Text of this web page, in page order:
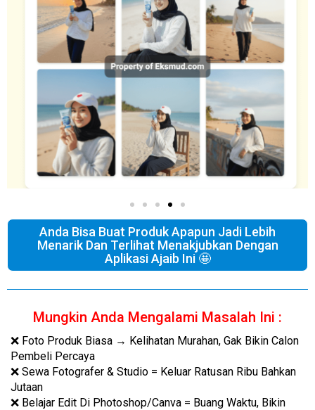
Anda Bisa Buat Produk Apapun Jadi Lebih
Menarik Dan Terlihat Menakjubkan Dengan
Aplikasi Ajaib Ini 🤩
Mungkin Anda Mengalami Masalah Ini :
❌ Foto Produk Biasa → Kelihatan Murahan, Gak Bikin Calon
Pembeli Percaya
❌ Sewa Fotografer & Studio = Keluar Ratusan Ribu Bahkan
Jutaan
❌ Belajar Edit Di Photoshop/Canva = Buang Waktu, Bikin